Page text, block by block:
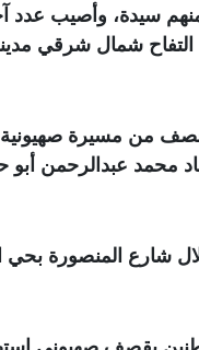
منهم سيدة،
شمال شرقي
في قصف من مسيرة
محمد عبدالرحمن
شارع المنصورة